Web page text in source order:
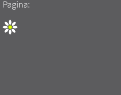
Pagina: